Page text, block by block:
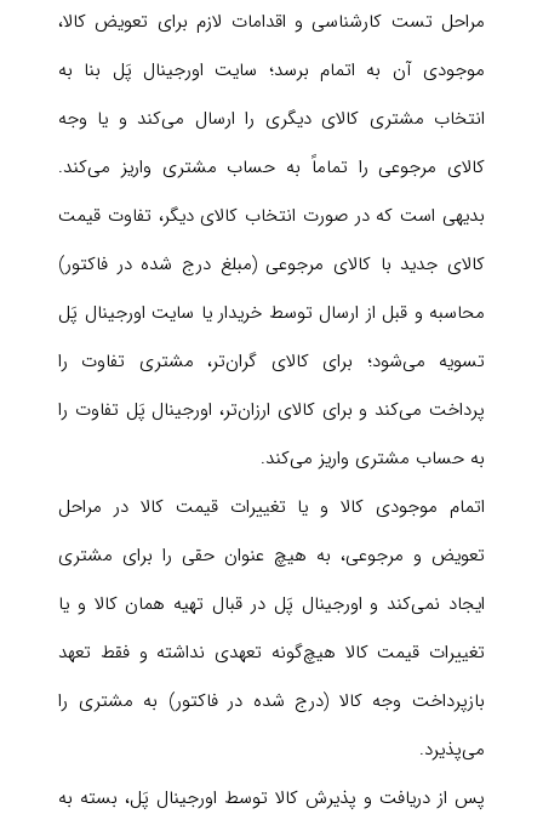
مراحل تست کارشناسی و اقدامات لازم برای تعویض کالا،
موجودی آن به اتمام برسد؛ سایت اورجینال پَل بنا به
انتخاب مشتری کالای دیگری را ارسال می‌کند و یا وجه
کالای مرجوعی را تماماً به حساب مشتری واریز می‌کند.
بدیهی است که در صورت انتخاب کالای دیگر، تفاوت قیمت
کالای جدید با کالای مرجوعی (مبلغ درج شده در فاکتور)
محاسبه و قبل از ارسال توسط خریدار یا سایت اورجینال پَل
تسویه می‌شود؛ برای کالای گران‌تر، مشتری تفاوت را
پرداخت می‌کند و برای کالای ارزان‌تر، اورجینال پَل تفاوت را
به حساب مشتری واریز می‌کند.
اتمام موجودی کالا و یا تغییرات قیمت کالا در مراحل
تعویض و مرجوعی، به هیچ عنوان حقی را برای مشتری
ایجاد نمی‌کند و اورجینال پَل در قبال تهیه همان کالا و یا
تغییرات قیمت کالا هیچ‌گونه تعهدی نداشته و فقط تعهد
بازپرداخت وجه کالا (درج شده در فاکتور) به مشتری را
می‌پذیرد.
پس از دریافت و پذیرش کالا توسط اورجینال پَل، بسته به